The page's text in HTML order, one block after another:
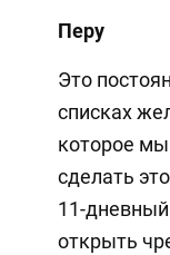
Перу
Это
списках
которое
сделать
11-
открыть